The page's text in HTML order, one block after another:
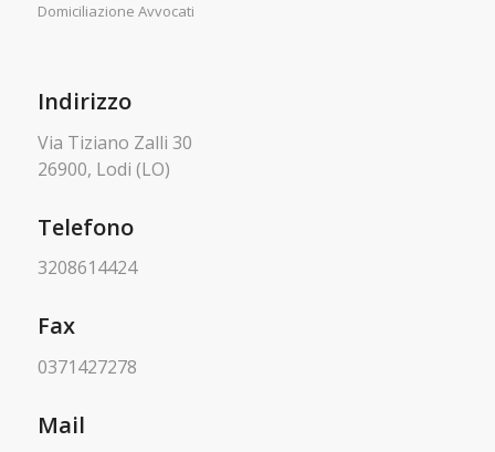
Domiciliazione Avvocati
Indirizzo
Via Tiziano Zalli 30
26900, Lodi (LO)
Telefono
3208614424
Fax
0371427278
Mail